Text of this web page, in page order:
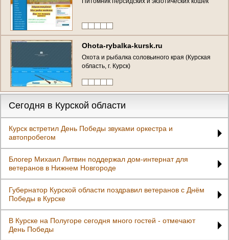
Ohota-rybalka-kursk.ru
Охота и рыбалка соловьиного края (Курская
область, г. Курск)
Сегодня в Курской области
Курск встретил День Победы звуками оркестра и
автопробегом
Блогер Михаил Литвин поддержал дом-интернат для
ветеранов в Нижнем Новгороде
Губернатор Курской области поздравил ветеранов с Днём
Победы в Курске
В Курске на Полугоре сегодня много гостей - отмечают
День Победы